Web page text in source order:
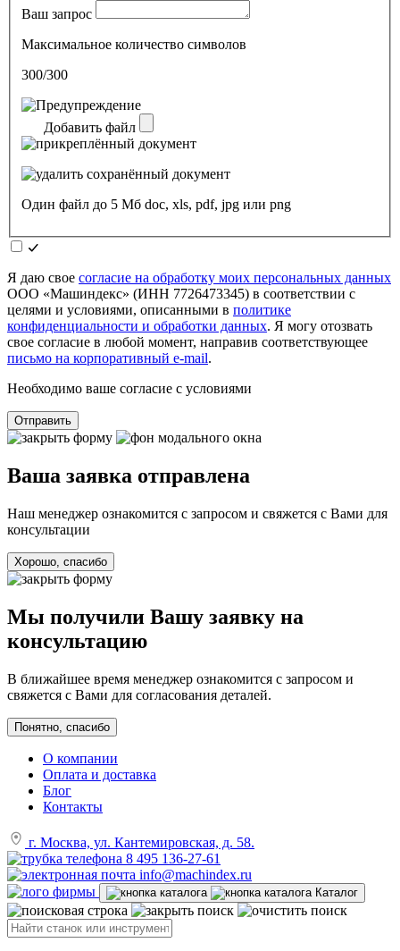
Ваш запрос
Максимальное количество символов
300/300
Добавить файл
Один файл до 5 Мб doc, xls, pdf, jpg или png
Я даю свое согласие на обработку моих персональных данных
ООО «Машиндекс» (ИНН 7726473345) в соответствии с
целями и условиями, описанными в политике
конфиденциальности и обработки данных. Я могу отозвать
свое согласие в любой момент, направив соответствующее
письмо на корпоративный e-mail.
Необходимо ваше согласие с условиями
Отправить
Ваша заявка отправлена
Наш менеджер ознакомится с запросом и свяжется с Вами для
консультации
Хорошо, спасибо
Мы получили Вашу заявку на
консультацию
В ближайшее время менеджер ознакомится с запросом и
свяжется с Вами для согласования деталей.
Понятно, спасибо
О компании
Оплата и доставка
Блог
Контакты
г. Москва, ул. Кантемировская, д. 58.
8 495 136-27-61
info@machindex.ru
Каталог